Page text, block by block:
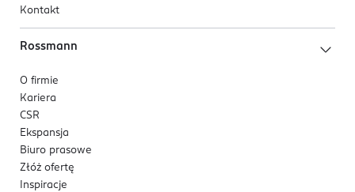
Kontakt
Rossmann
O firmie
Kariera
CSR
Ekspansja
Biuro prasowe
Złóż ofertę
Inspiracje